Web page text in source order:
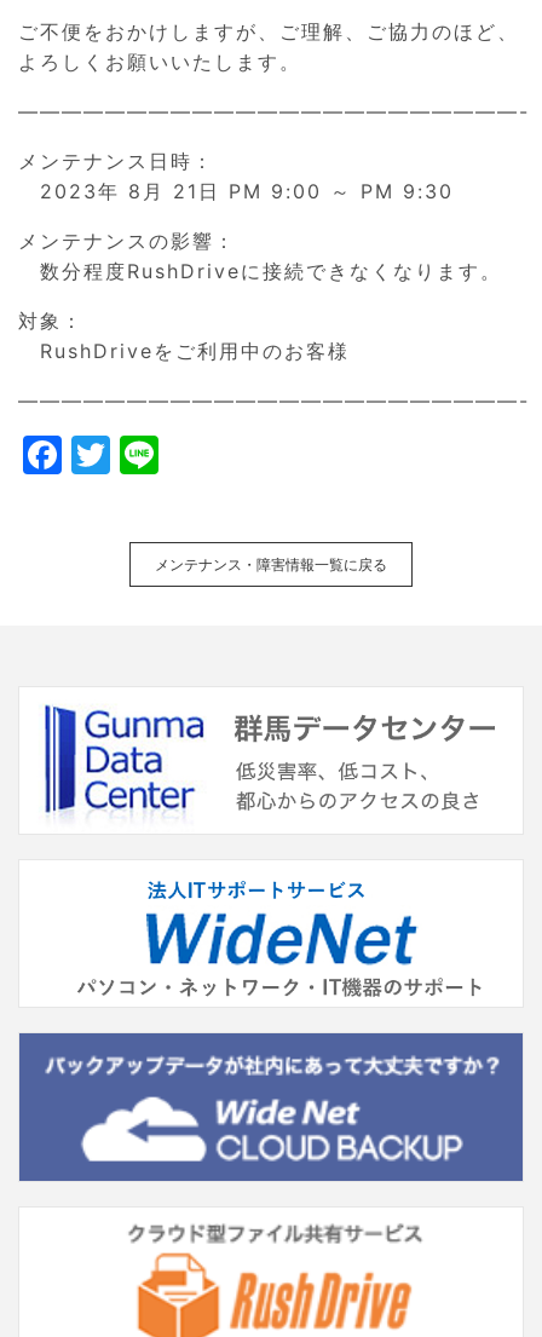
ご不便をおかけしますが、ご理解、ご協力のほど、
よろしくお願いいたします。
———————————————————————-
メンテナンス日時：
2023年 8月 21日 PM 9:00 ～ PM 9:30
メンテナンスの影響：
数分程度RushDriveに接続できなくなります。
対象：
RushDriveをご利用中のお客様
———————————————————————-
F
o
k
T
itt e
メンテナンス・障害情報一覧に戻る